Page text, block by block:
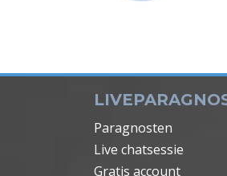
Paragnosten
Live chatsessie
Gratis account